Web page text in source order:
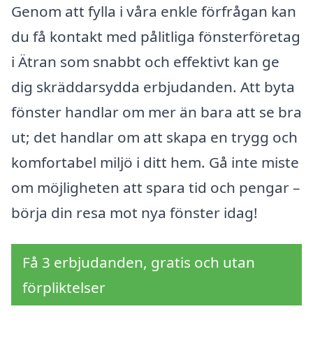
Genom att fylla i våra enkle förfrågan kan
du få kontakt med pålitliga fönsterföretag
i Ätran som snabbt och effektivt kan ge
dig skräddarsydda erbjudanden. Att byta
fönster handlar om mer än bara att se bra
ut; det handlar om att skapa en trygg och
komfortabel miljö i ditt hem. Gå inte miste
om möjligheten att spara tid och pengar –
börja din resa mot nya fönster idag!
Få 3 erbjudanden, gratis och utan
förpliktelser